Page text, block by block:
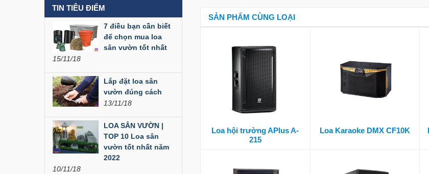
Liên hệ
Liên hệ
Liên hệ
Đèn Led Moving 108
TIN TIÊU ĐIỂM
7 điều bạn cần biết
để chọn mua loa
sân vườn tốt nhất
15/11/18
Lắp đặt loa sân
vườn đúng cách
13/11/18
LOA SÂN VƯỜN |
TOP 10 Loa sân
vườn tốt nhất năm
2022
10/11/18
SẢN PHẨM CÙNG LOẠI
Loa hội trường APlus A-
215
Loa Karaoke DMX CF10K